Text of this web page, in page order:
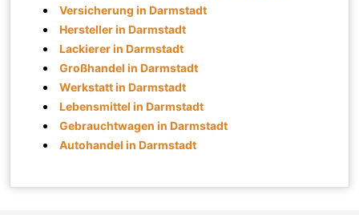
Versicherung in Darmstadt
Hersteller in Darmstadt
Lackierer in Darmstadt
Großhandel in Darmstadt
Werkstatt in Darmstadt
Lebensmittel in Darmstadt
Gebrauchtwagen in Darmstadt
Autohandel in Darmstadt